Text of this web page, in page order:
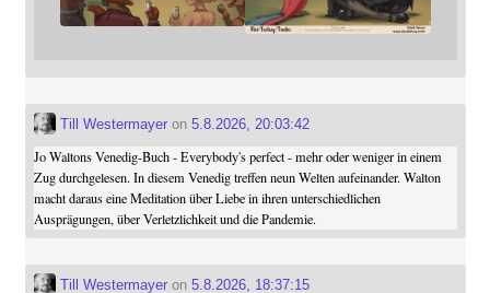
Till Westermayeron 5.8.2026, 20:03:42
Jo Waltons Venedig-Buch - Everybody's perfect - mehr oder weniger in einem
Zug durchgelesen. In diesem Venedig treffen neun Welten aufeinander. Walton
macht daraus eine Meditation über Liebe in ihren unterschiedlichen
Ausprägungen, über Verletzlichkeit und die Pandemie.
Till Westermayeron 5.8.2026, 18:37:15